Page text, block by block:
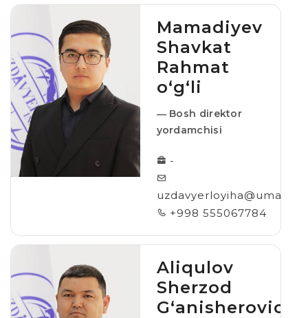
Mamadiyev
Shavkat
Rahmat
o‘g‘li
― Bosh direktor
yordamchisi
-
uzdavyerloyiha@umail.uz
+998 555067784
Aliqulov
Sherzod
G‘anisherovich